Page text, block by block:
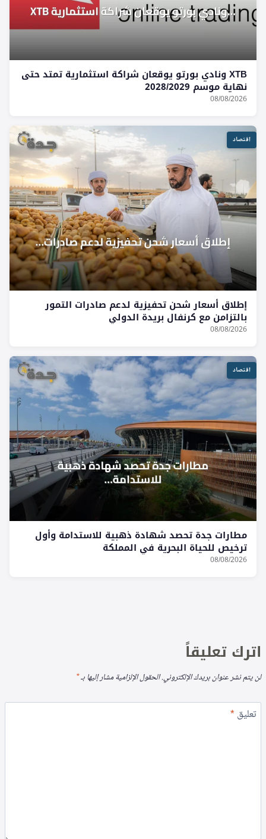
XTB ونادي بورتو يوقعان شراكة استثمارية تمتد حتى
نهاية موسم 2028/2029
08/08/2026
اقتصاد
إطلاق أسعار شحن تحفيزية لدعم صادرات التمور
بالتزامن مع كرنفال بريدة الدولي
08/08/2026
اقتصاد
مطارات جدة تحصد شهادة ذهبية للاستدامة وأول
ترخيص للحياة البحرية في المملكة
08/08/2026
اترك تعليقاً
لن يتم نشر عنوان بريدك الإلكتروني.الحقول الإلزامية مشار إليها بـ*
تعليق*